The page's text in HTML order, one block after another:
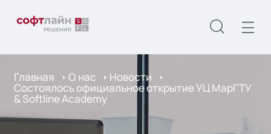
Главная О нас Новости
Состоялось официальное открытие УЦ МарГТУ
& Softline Academy